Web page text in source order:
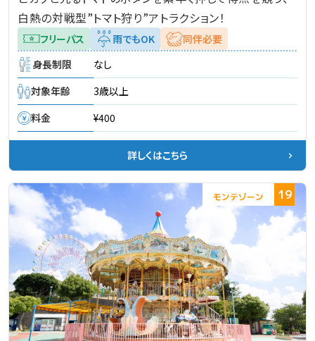
白熱の対戦型”トマト狩り”アトラクション！
フリーパス 雨でもOK
同伴必要
身長制限
なし
対象年齢
3歳以上
料金
¥400
詳しくはこちら
19